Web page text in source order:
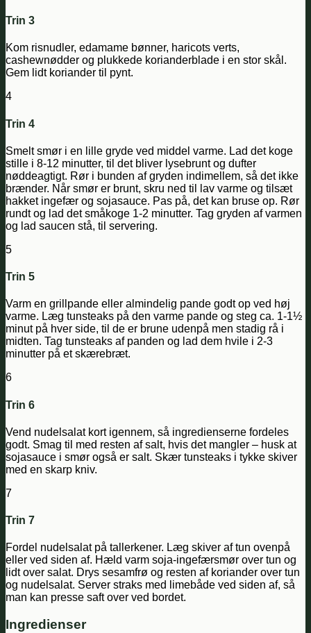
Trin 3
Kom risnudler, edamame bønner, haricots verts,
cashewnødder og plukkede korianderblade i en stor skål.
Gem lidt koriander til pynt.
4
Trin 4
Smelt smør i en lille gryde ved middel varme. Lad det koge
stille i 8-12 minutter, til det bliver lysebrunt og dufter
nøddeagtigt. Rør i bunden af gryden indimellem, så det ikke
brænder. Når smør er brunt, skru ned til lav varme og tilsæt
hakket ingefær og sojasauce. Pas på, det kan bruse op. Rør
rundt og lad det småkoge 1-2 minutter. Tag gryden af varmen
og lad saucen stå, til servering.
5
Trin 5
Varm en grillpande eller almindelig pande godt op ved høj
varme. Læg tunsteaks på den varme pande og steg ca. 1-1½
minut på hver side, til de er brune udenpå men stadig rå i
midten. Tag tunsteaks af panden og lad dem hvile i 2-3
minutter på et skærebræt.
6
Trin 6
Vend nudelsalat kort igennem, så ingredienserne fordeles
godt. Smag til med resten af salt, hvis det mangler – husk at
sojasauce i smør også er salt. Skær tunsteaks i tykke skiver
med en skarp kniv.
7
Trin 7
Fordel nudelsalat på tallerkener. Læg skiver af tun ovenpå
eller ved siden af. Hæld varm soja-ingefærsmør over tun og
lidt over salat. Drys sesamfrø og resten af koriander over tun
og nudelsalat. Server straks med limebåde ved siden af, så
man kan presse saft over ved bordet.
Ingredienser